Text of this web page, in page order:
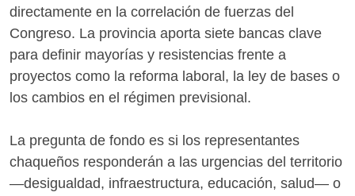
directamente en la correlación de fuerzas del
Congreso. La provincia aporta siete bancas clave
para definir mayorías y resistencias frente a
proyectos como la reforma laboral, la ley de bases o
los cambios en el régimen previsional.
La pregunta de fondo es si los representantes
chaqueños responderán a las urgencias del territorio
—desigualdad, infraestructura, educación, salud— o